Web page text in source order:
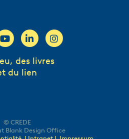
des livres
du lien
© CREDE
Blank Design Office